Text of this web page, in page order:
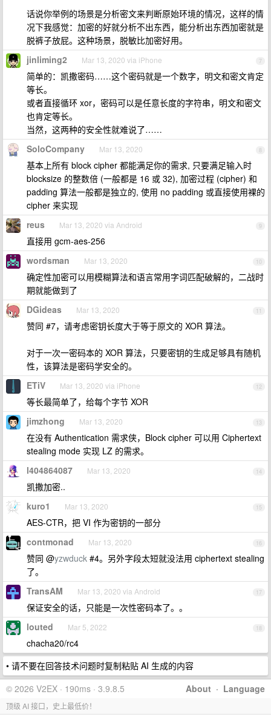
话说你举例的场景是分析密文来判断原始环境的情况，这样的情
况下我感觉：加密的好就分析不出东西，能分析出东西加密就是
脱裤子放屁。这种场景，脱敏比加密好用。
7
jinliming2 Mar 13, 2020 via iPhone
简单的：凯撒密码……这个密码就是一个数字，明文和密文肯定
等长。
或者直接循环 xor，密码可以是任意长度的字符串，明文和密文
也肯定等长。
当然，这两种的安全性就难说了……
8
SoloCompany Mar 13, 2020
基本上所有 block cipher 都能满足你的需求, 只要满足输入时
blocksize 的整数倍 (一般都是 16 或 32), 加密过程 (cipher) 和
padding 算法一般都是独立的, 使用 no padding 或直接使用裸的
cipher 来实现
9
reus Mar 13, 2020 via Android
直接用 gcm-aes-256
10
wordsman Mar 13, 2020
确定性加密可以用模糊算法和语言常用字词匹配破解的，二战时
期就能做到了
11
DGideas Mar 13, 2020
赞同 #7，请考虑密钥长度大于等于原文的 XOR 算法。
对于一次一密码本的 XOR 算法，只要密钥的生成足够具有随机
性，该算法是密码学安全的。
12
ETiV Mar 13, 2020 via iPhone
等长最简单了，给每个字节 XOR
13
jimzhong Mar 13, 2020
在没有 Authentication 需求侠，Block cipher 可以用 Ciphertext
stealing mode 实现 LZ 的需求。
14
l404864087 Mar 13, 2020
凯撒加密..
15
kuro1 Mar 13, 2020
AES-CTR，把 VI 作为密钥的一部分
16
contmonad Mar 13, 2020
赞同 @yzwduck #4。另外字段太短就没法用 ciphertext stealing
了。
17
TransAM Mar 13, 2020 via Android
保证安全的话，只能是一次性密码本了。。
18
louted Mar 5, 2022
chacha20/rc4
• 请不要在回答技术问题时复制粘贴 AI 生成的内容
About · Language
© 2026 V2EX · 190ms · 3.9.8.5
顶级 AI 接口，史上最低价！